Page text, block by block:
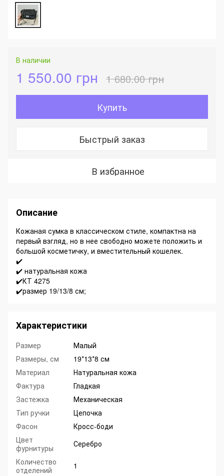
В наличии
1 550.00 грн 1 680.00 грн
Купить
Быстрый заказ
В избранное
Описание
Кожаная сумка в классическом стиле, компактна на
первый взгляд, но в нее свободно можете положить и
большой косметичку, и вместительный кошелек.
✔️
✔️ натуральная кожа
✔️КТ 4275
✔️размер 19/13/8 см;
Характеристики
Размер
Малый
Размеры, см
19*13*8 см
Материал
Натуральная кожа
Фактура
Гладкая
Застежка
Механическая
Тип ручки
Цепочка
Фасон
Кросс-боди
Цвет
фурнитуры
Серебро
Количество
отделений
1